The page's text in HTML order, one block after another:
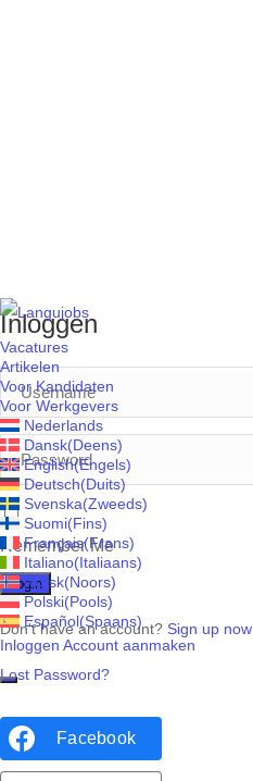
Vacatures
Artikelen
Voor Kandidaten
Voor Werkgevers
Nederlands
Dansk(Deens)
English(Engels)
Deutsch(Duits)
Svenska(Zweeds)
Suomi(Fins)
Français(Frans)
Italiano(Italiaans)
Norsk(Noors)
Polski(Pools)
Español(Spaans)
Inloggen Account aanmaken
Inloggen
Remember Me
Don't have an account? Sign up now
Lost Password?
Facebook